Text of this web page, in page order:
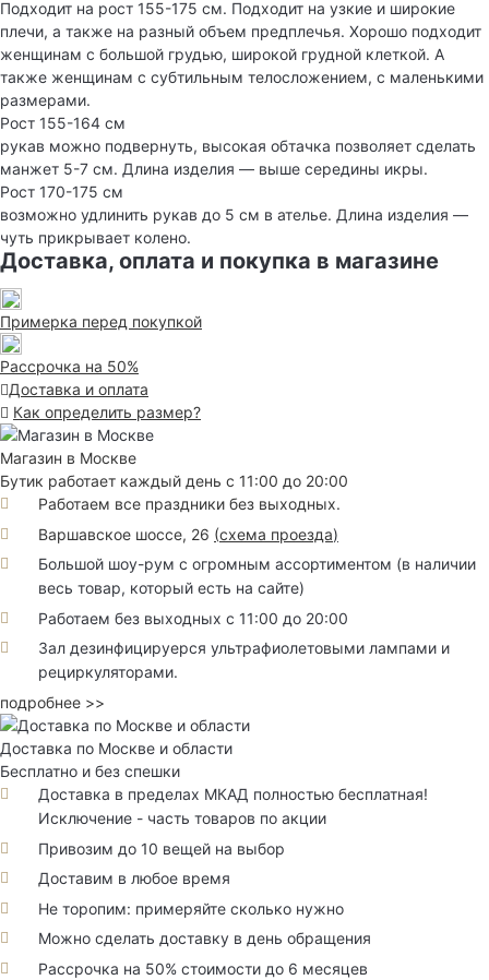
Подходит на рост 155-175 см. Подходит на узкие и широкие
плечи, а также на разный объем предплечья. Хорошо подходит
женщинам с большой грудью, широкой грудной клеткой. А
также женщинам с субтильным телосложением, с маленькими
размерами.
Рост 155-164 см
рукав можно подвернуть, высокая обтачка позволяет сделать
манжет 5-7 см. Длина изделия — выше середины икры.
Рост 170-175 см
возможно удлинить рукав до 5 см в ателье. Длина изделия —
чуть прикрывает колено.
Доставка, оплата и покупка в магазине
Примерка перед покупкой
Рассрочка на 50%
Доставка и оплата
Как определить размер?
Магазин в Москве
Бутик работает каждый день с 11:00 до 20:00
Работаем все праздники без выходных.
Варшавское шоссе, 26 (схема проезда)
Большой шоу-рум с огромным ассортиментом (в наличии
весь товар, который есть на сайте)
Работаем без выходных с 11:00 до 20:00
Зал дезинфицируерся ультрафиолетовыми лампами и
рециркуляторами.
подробнее >>
Доставка по Москве и области
Бесплатно и без спешки
Доставка в пределах МКАД полностью бесплатная!
Исключение - часть товаров по акции
Привозим до 10 вещей на выбор
Доставим в любое время
Не торопим: примеряйте сколько нужно
Можно сделать доставку в день обращения
Рассрочка на 50% стоимости до 6 месяцев